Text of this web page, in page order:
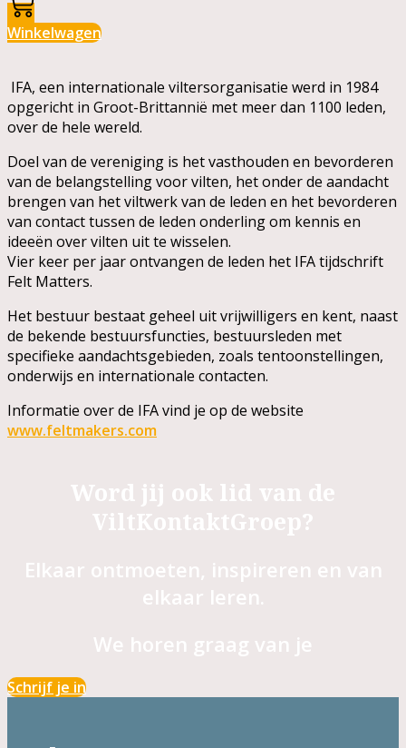
Winkelwagen
IFA, een internationale viltersorganisatie werd in 1984
opgericht in Groot-Brittannië met meer dan 1100 leden,
over de hele wereld.
Doel van de vereniging is het vasthouden en bevorderen
van de belangstelling voor vilten, het onder de aandacht
brengen van het viltwerk van de leden en het bevorderen
van contact tussen de leden onderling om kennis en
ideeën over vilten uit te wisselen.
Vier keer per jaar ontvangen de leden het IFA tijdschrift
Felt Matters.
Het bestuur bestaat geheel uit vrijwilligers en kent, naast
de bekende bestuursfuncties, bestuursleden met
specifieke aandachtsgebieden, zoals tentoonstellingen,
onderwijs en internationale contacten.
Informatie over de IFA vind je op de website
www.feltmakers.com
Schrijf je in